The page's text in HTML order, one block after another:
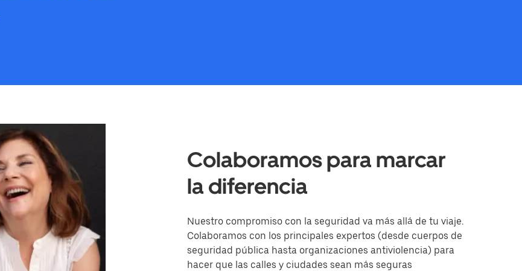
Colaboramos para marcar
la diferencia
Nuestro compromiso con la seguridad va más allá de tu viaje.
Colaboramos con los principales expertos (desde cuerpos de
seguridad pública hasta organizaciones antiviolencia) para
hacer que las calles y ciudades sean más seguras